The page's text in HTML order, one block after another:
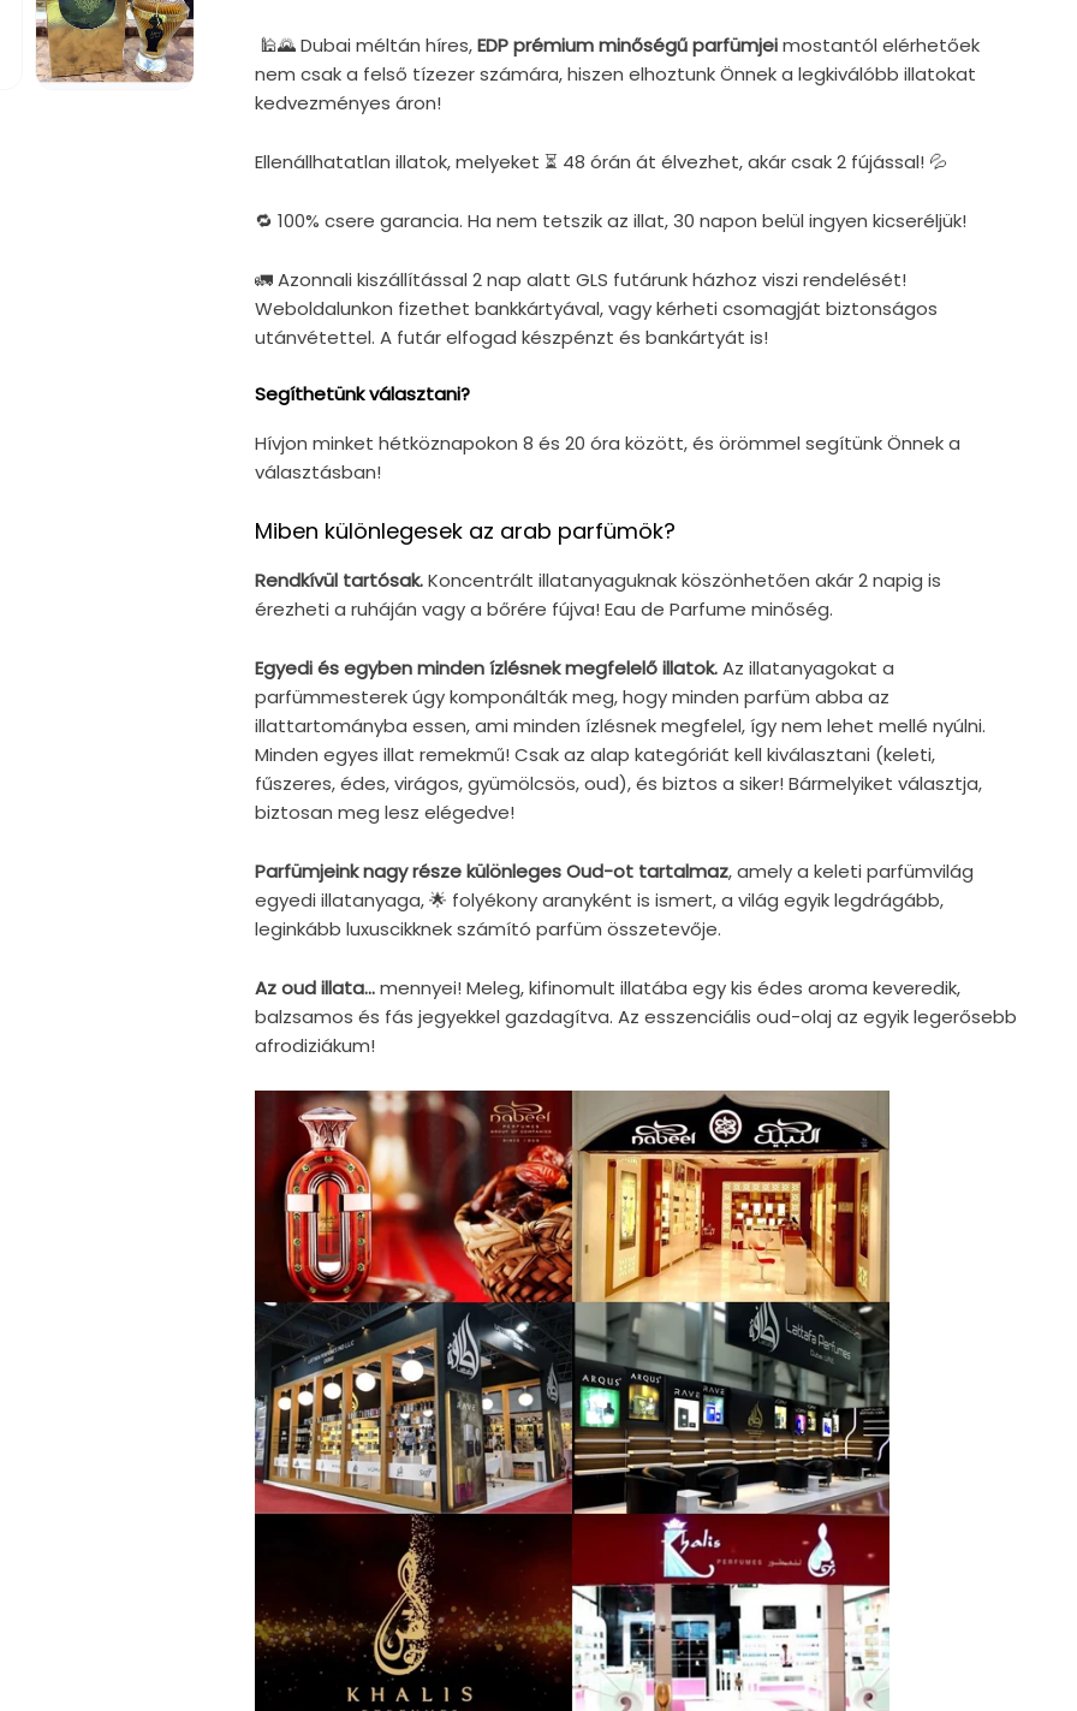
🕌🌄 Dubai méltán híres, EDP prémium minőségű parfümjei mostantól elérhetőek
nem csak a felső tízezer számára, hiszen elhoztunk Önnek a legkiválóbb illatokat
kedvezményes áron!
Ellenállhatatlan illatok, melyeket ⏳ 48 órán át élvezhet, akár csak 2 fújással! 💦
🔁 100% csere garancia. Ha nem tetszik az illat, 30 napon belül ingyen kicseréljük!
🚛Azonnali kiszállítással 2 nap alatt GLS futárunk házhoz viszi rendelését!
Weboldalunkon fizethet bankkártyával, vagy kérheti csomagját biztonságos
utánvétettel. A futár elfogad készpénzt és bankártyát is!
Segíthetünk választani?
Hívjon minket hétköznapokon 8 és 20 óra között, és örömmel segítünk Önnek a
választásban!
Miben különlegesek az arab parfümök?
Rendkívül tartósak.Koncentrált illatanyaguknak köszönhetően akár 2 napig is
érezheti a ruháján vagy a bőrére fújva! Eau de Parfume minőség.
Egyedi és egyben minden ízlésnek megfelelő illatok.Az illatanyagokat a
parfümmesterek úgy komponálták meg, hogy minden parfüm abba az
illattartományba essen, ami minden ízlésnek megfelel, így nem lehet mellé nyúlni.
Minden egyes illat remekmű! Csak az alap kategóriát kell kiválasztani (keleti,
fűszeres, édes, virágos, gyümölcsös, oud), és biztos a siker! Bármelyiket választja,
biztosan meg lesz elégedve!
Parfümjeink nagy része különleges Oud-ot tartalmaz, amely a keleti parfümvilág
egyedi illatanyaga, 🌟 folyékony aranyként is ismert, a világ egyik legdrágább,
leginkább luxuscikknek számító parfüm összetevője.
Az oud illata...mennyei! Meleg, kifinomult illatába egy kis édes aroma keveredik,
balzsamos és fás jegyekkel gazdagítva. Az esszenciális oud-olaj az egyik legerősebb
afrodiziákum!